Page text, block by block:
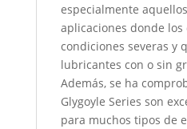
especialmente
aplicaciones donde
condiciones severas y
lubricantes con o sin
Además, se ha
Glygoyle Series son
para muchos tipos de